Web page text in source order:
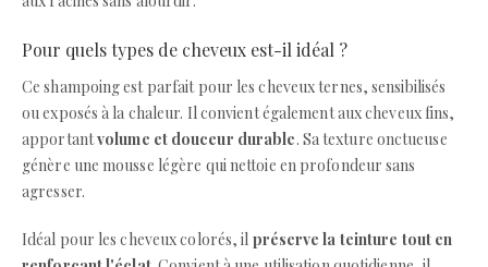
Pour quels types de cheveux est-il idéal ?
Ce shampoing est parfait pour les cheveux ternes, sensibilisés
ou exposés à la chaleur. Il convient également aux cheveux fins,
apportantvolume et douceur durable. Sa texture onctueuse
génère une mousse légère qui nettoie en profondeur sans
agresser.
Idéal pour les cheveux colorés, il préserve la teinture tout en